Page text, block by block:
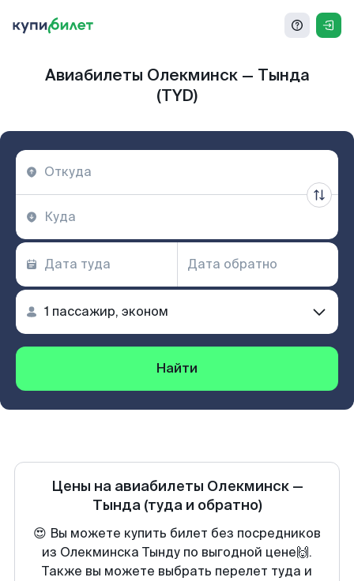
Авиабилеты Олекминск — Тында
(TYD)
Найти
Цены на авиабилеты Олекминск—
Тында (туда и обратно)
😍 Вы можете купить билет без посредников
из Олекминска Тынду по выгодной цене🙌.
Также вы можете выбрать перелет туда и